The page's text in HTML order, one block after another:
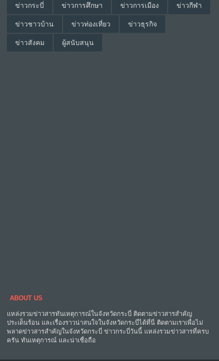
ข่าวกระบี่ ข่าวการศึกษา ข่าวการเมือง ข่าวกีฬา
ข่าวชาวบ้าน ข่าวท่องเที่ยว ข่าวธุรกิจ
ข่าวสังคม ผู้สนับสนุน
ABOUT US
แหล่งรวมข่าวสารทันเหตุการณ์ในจังหวัดกระบี่ ติดตามข่าวสารสำคัญ
ประเด็นร้อน และเรื่องราวน่าสนใจในจังหวัดกระบี่ได้ที่นี่ ติดตามเราเพื่อไม่
พลาดข่าวสารสำคัญในจังหวัดกระบี่ ข่าวกระบี่วันนี้ แหล่งรวมข่าวสารที่ครบ
ครัน ทันเหตุการณ์ และน่าเชื่อถือ